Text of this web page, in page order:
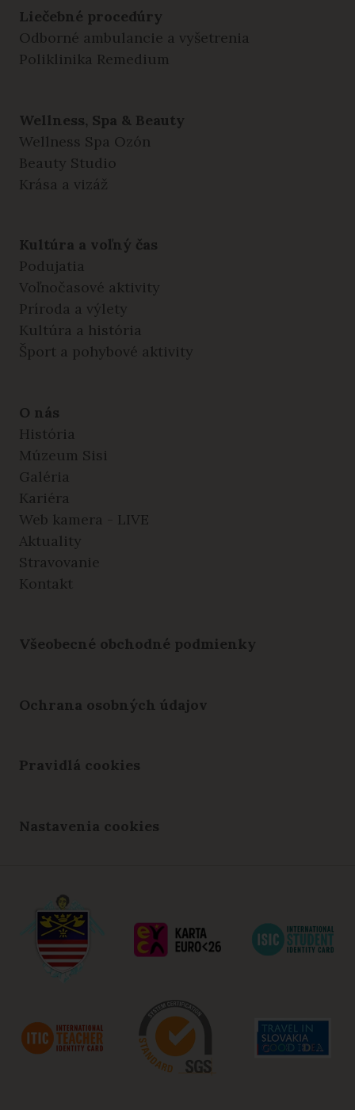
Liečebné procedúry
Odborné ambulancie a vyšetrenia
Poliklinika Remedium
Wellness, Spa & Beauty
Wellness Spa Ozón
Beauty Studio
Krása a vizáž
Kultúra a voľný čas
Podujatia
Voľnočasové aktivity
Príroda a výlety
Kultúra a história
Šport a pohybové aktivity
O nás
História
Múzeum Sisi
Galéria
Kariéra
Web kamera - LIVE
Aktuality
Stravovanie
Kontakt
Všeobecné obchodné podmienky
Ochrana osobných údajov
Pravidlá cookies
Nastavenia cookies